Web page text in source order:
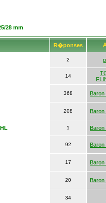
28 mm
R�ponses
2
14
368
208
1
92
17
20
34